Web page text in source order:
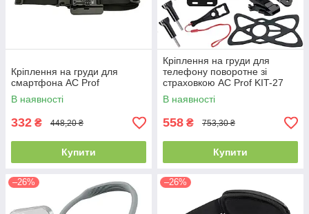
Кріплення на груди для
смартфона AC Prof
В наявності
332 ₴ 448,20 ₴
Купити
Кріплення на груди для
телефону поворотне зі
страховкою AC Prof KIT-27
В наявності
558 ₴ 753,30 ₴
Купити
–26% –26%